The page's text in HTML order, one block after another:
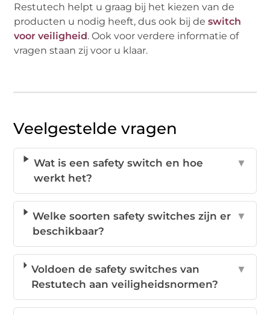
Restutech helpt u graag bij het kiezen van de
producten u nodig heeft, dus ook bij deswitch
voor veiligheid. Ook voor verdere informatie of
vragen staan zij voor u klaar.
Veelgestelde vragen
Wat is een safety switch en hoe
werkt het?
▼
Welke soorten safety switches zijn er
beschikbaar?
▼
Voldoen de safety switches van
Restutech aan veiligheidsnormen?
▼